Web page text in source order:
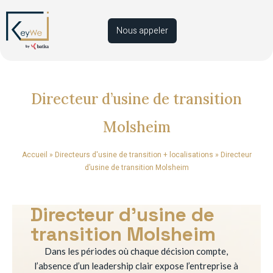
Nous appeler
Directeur d’usine de transition
Molsheim
Accueil » Directeurs d'usine de transition + localisations » Directeur
d’usine de transition Molsheim
Directeur d’usine de
transition Molsheim
Dans les périodes où chaque décision compte,
l’absence d’un leadership clair expose l’entreprise à